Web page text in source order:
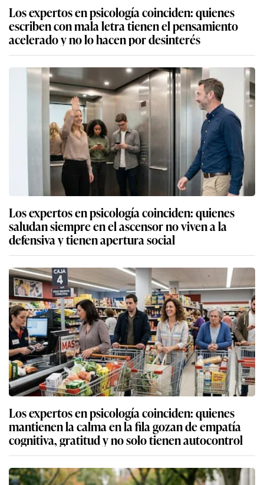
Los expertos en psicología coinciden: quienes
escriben con mala letra tienen el pensamiento
acelerado y no lo hacen por desinterés
Los expertos en psicología coinciden: quienes
saludan siempre en el ascensor no viven a la
defensiva y tienen apertura social
Los expertos en psicología coinciden: quienes
mantienen la calma en la fila gozan de empatía
cognitiva, gratitud y no solo tienen autocontrol